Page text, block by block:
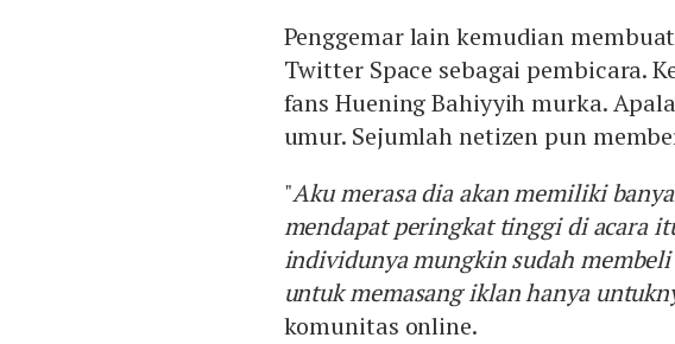
Penggemar lain kemudian
Twitter Space sebagai pembicara.
fans Huening Bahiyyih murka.
umur. Sejumlah netizen pun
"Aku merasa dia akan memiliki
mendapat peringkat tinggi di acara
individunya mungkin sudah
untuk memasang iklan hanya
komunitas online.